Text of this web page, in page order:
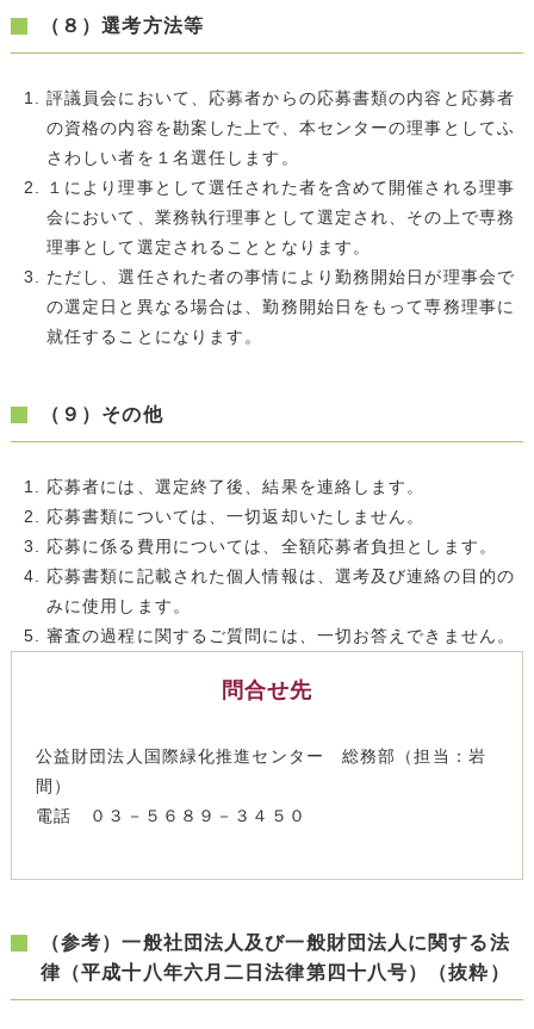
（８）選考方法等
評議員会において、応募者からの応募書類の内容と応募者
の資格の内容を勘案した上で、本センターの理事としてふ
さわしい者を１名選任します。
１により理事として選任された者を含めて開催される理事
会において、業務執行理事として選定され、その上で専務
理事として選定されることとなります。
ただし、選任された者の事情により勤務開始日が理事会で
の選定日と異なる場合は、勤務開始日をもって専務理事に
就任することになります。
（９）その他
応募者には、選定終了後、結果を連絡します。
応募書類については、一切返却いたしません。
応募に係る費用については、全額応募者負担とします。
応募書類に記載された個人情報は、選考及び連絡の目的の
みに使用します。
審査の過程に関するご質問には、一切お答えできません。
問合せ先
公益財団法人国際緑化推進センター 総務部（担当：岩
間）
電話 ０３－５６８９－３４５０
（参考）一般社団法人及び一般財団法人に関する法
律（平成十八年六月二日法律第四十八号）（抜粋）